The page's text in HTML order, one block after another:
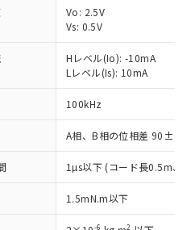
Vo: 2.5V
Vs: 0.5V
Hレベル(Io): -10mA
Lレベル(Is): 10mA
100kHz
A相、B相の位相差
1µs以下 (コード長0.5m、
1.5mN.m以下
-6 2
指令（10物質）の
が提供可能な商品で